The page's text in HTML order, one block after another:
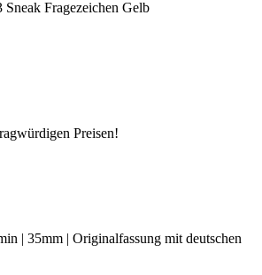
Preisen!
| 35mm | Originalfassung mit deutschen